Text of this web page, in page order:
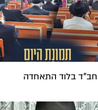
חב"ד בלוד התאחדה